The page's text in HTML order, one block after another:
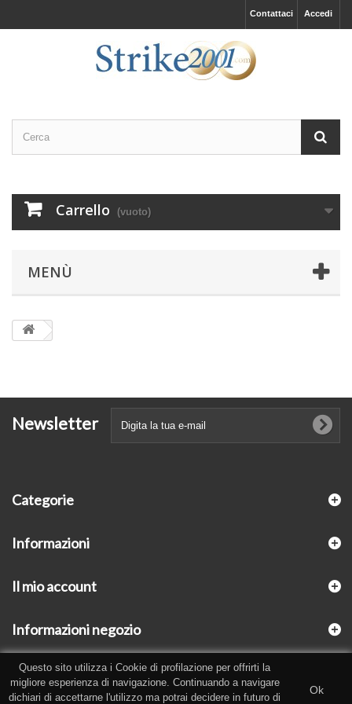
Accedi
Contattaci
Carrello (vuoto)
MENÙ
Newsletter
Categorie
Informazioni
Il mio account
Informazioni negozio
Questo sito utilizza i Cookie di profilazione per offrirti la
migliore esperienza di navigazione. Continuando a navigare
dichiari di accettarne l'utilizzo ma potrai decidere in futuro di
Ok